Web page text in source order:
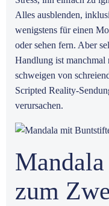
Alles ausblenden,
wenigstens für einen
oder sehen fern. Aber
Handlung ist
schweigen von
Scripted Reality-
verursachen.
zum